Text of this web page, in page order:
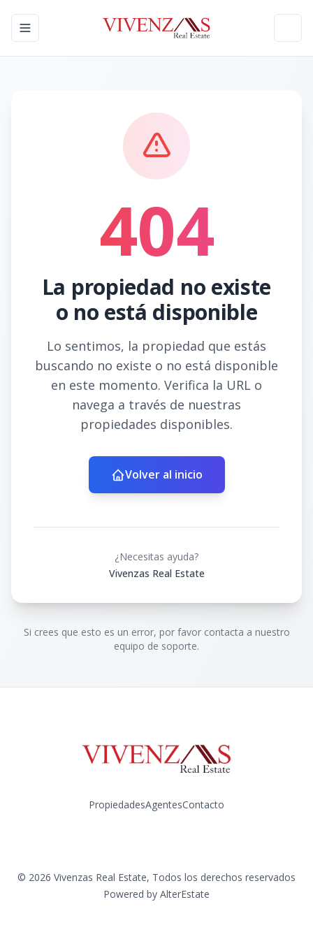
Toggle navigation menu
404
La propiedad no existe
o no está disponible
Lo sentimos, la propiedad que estás
buscando no existe o no está disponible
en este momento. Verifica la URL o
navega a través de nuestras
propiedades disponibles.
Volver al inicio
¿Necesitas ayuda?
Vivenzas Real Estate
Si crees que esto es un error, por favor contacta a nuestro
equipo de soporte.
PropiedadesAgentesContacto
© 2026 Vivenzas Real Estate, Todos los derechos reservados
Powered by AlterEstate